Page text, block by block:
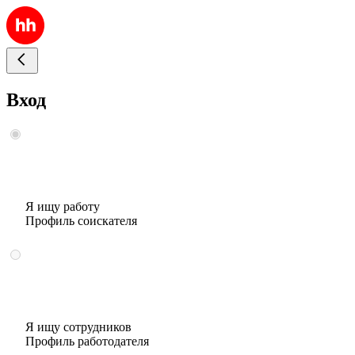
Вход
Я ищу работу
Профиль соискателя
Я ищу сотрудников
Профиль работодателя